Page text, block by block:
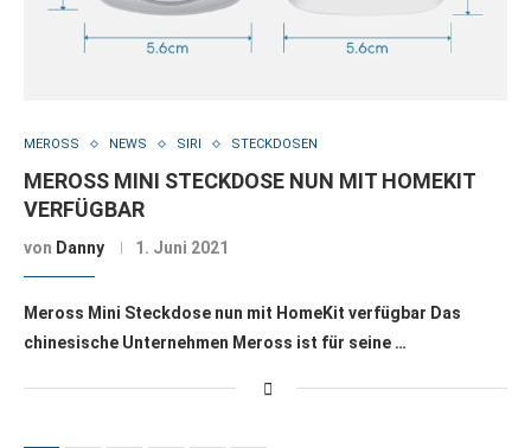
MEROSS NEWS SIRI STECKDOSEN
MEROSS MINI STECKDOSE NUN MIT HOMEKIT
VERFÜGBAR
von Danny 1. Juni 2021
Meross Mini Steckdose nun mit HomeKit verfügbar Das
chinesische Unternehmen Meross ist für seine …